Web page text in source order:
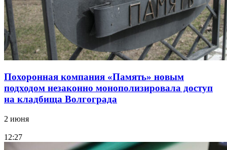
Похоронная компания «Память» новым
подходом незаконно монополизировала доступ
на кладбища Волгограда
2 июня
12:27